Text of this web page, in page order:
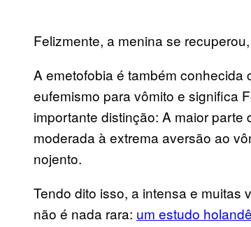
Felizmente, a menina se
A emetofobia é também conhecida
eufemismo para vômito e significa
importante distinção: A maior
moderada à extrema aversão ao
nojento.
Tendo dito isso, a intensa e muitas
não é nada rara: um estudo